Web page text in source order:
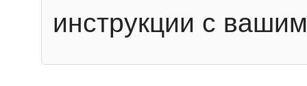
инструкции с